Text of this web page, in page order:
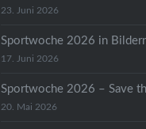
23. Juni 2026
Sportwoche 2026 in
17. Juni 2026
Sportwoche 2026 – Save
20. Mai 2026